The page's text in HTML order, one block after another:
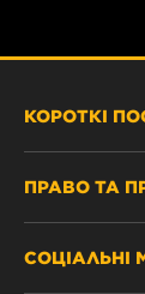
КОРОТКІ
ПРАВО ТА
ЗАХИСТ
СОЦІАЛЬНІ